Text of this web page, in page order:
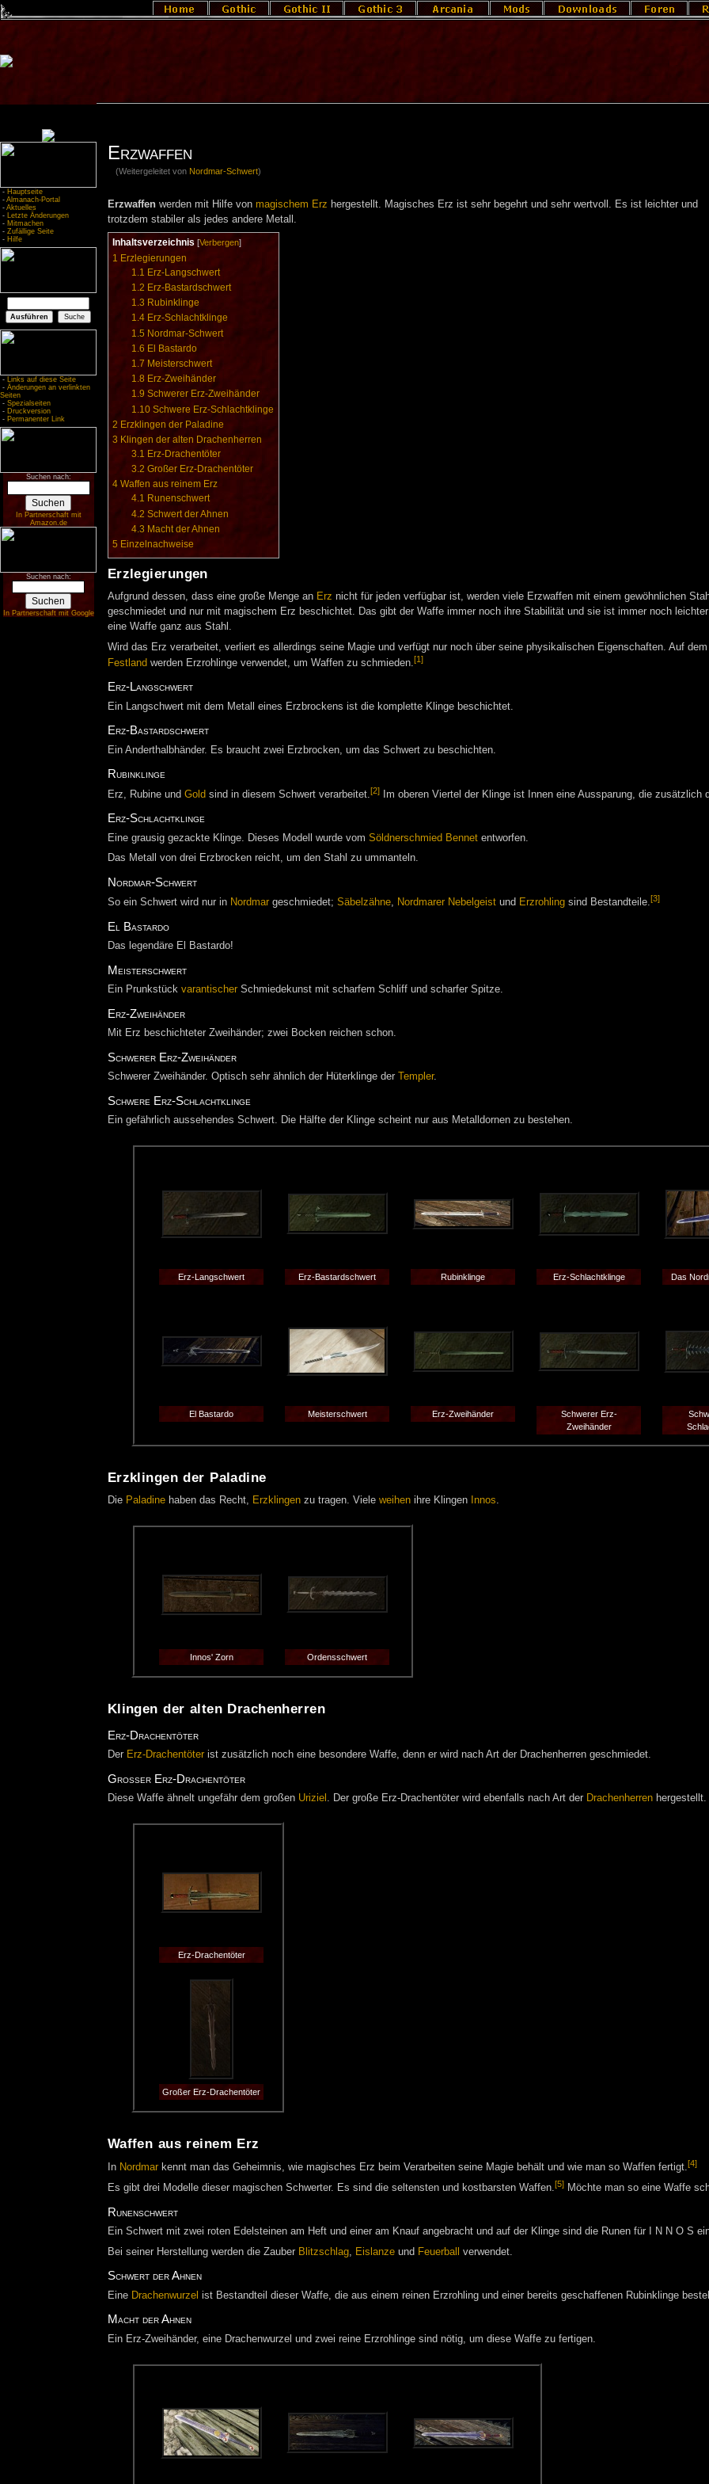
- Hauptseite
- Almanach-Portal
- Aktuelles
- Letzte Änderungen
- Mitmachen
- Zufällige Seite
- Hilfe
- Links auf diese Seite
- Änderungen an verlinkten
Seiten
- Spezialseiten
- Druckversion
- Permanenter Link
Suchen nach:
In Partnerschaft mit
Amazon.de
Suchen nach:
In Partnerschaft mit Google
Erzwaffen
(Weitergeleitet von Nordmar-Schwert)
Erzwaffenwerden mit Hilfe von magischem Erz hergestellt. Magisches Erz ist sehr begehrt und sehr wertvoll. Es ist leichter und
trotzdem stabiler als jedes andere Metall.
Inhaltsverzeichnis [Verbergen]
1 Erzlegierungen
1.1 Erz-Langschwert
1.2 Erz-Bastardschwert
1.3 Rubinklinge
1.4 Erz-Schlachtklinge
1.5 Nordmar-Schwert
1.6 El Bastardo
1.7 Meisterschwert
1.8 Erz-Zweihänder
1.9 Schwerer Erz-Zweihänder
1.10 Schwere Erz-Schlachtklinge
2 Erzklingen der Paladine
3 Klingen der alten Drachenherren
3.1 Erz-Drachentöter
3.2 Großer Erz-Drachentöter
4 Waffen aus reinem Erz
4.1 Runenschwert
4.2 Schwert der Ahnen
4.3 Macht der Ahnen
5 Einzelnachweise
Erzlegierungen
Aufgrund dessen, dass eine große Menge an Erz nicht für jeden verfügbar ist, werden viele Erzwaffen mit einem gewöhnlichen
geschmiedet und nur mit magischem Erz beschichtet. Das gibt der Waffe immer noch ihre Stabilität und sie ist immer noch
eine Waffe ganz aus Stahl.
Wird das Erz verarbeitet, verliert es allerdings seine Magie und verfügt nur noch über seine physikalischen Eigenschaften. Auf dem
Festland werden Erzrohlinge verwendet, um Waffen zu schmieden. [1]
Erz-Langschwert
Ein Langschwert mit dem Metall eines Erzbrockens ist die komplette Klinge beschichtet.
Erz-Bastardschwert
Ein Anderthalbhänder. Es braucht zwei Erzbrocken, um das Schwert zu beschichten.
Rubinklinge
Erz, Rubine und Gold sind in diesem Schwert verarbeitet. [2]Im oberen Viertel der Klinge ist Innen eine Aussparung, die zusätzlich
Erz-Schlachtklinge
Eine grausig gezackte Klinge. Dieses Modell wurde vom Söldnerschmied Bennetentworfen.
Das Metall von drei Erzbrocken reicht, um den Stahl zu ummanteln.
Nordmar-Schwert
So ein Schwert wird nur in Nordmargeschmiedet; Säbelzähne, Nordmarer Nebelgeistund Erzrohlingsind Bestandteile.[3]
El Bastardo
Das legendäre El Bastardo!
Meisterschwert
Ein Prunkstück varantischerSchmiedekunst mit scharfem Schliff und scharfer Spitze.
Erz-Zweihänder
Mit Erz beschichteter Zweihänder; zwei Bocken reichen schon.
Schwerer Erz-Zweihänder
Schwerer Zweihänder. Optisch sehr ähnlich der Hüterklinge der Templer.
Schwere Erz-Schlachtklinge
Ein gefährlich aussehendes Schwert. Die Hälfte der Klinge scheint nur aus Metalldornen zu bestehen.
Erz-Langschwert Erz-Bastardschwert Rubinklinge Erz-Schlachtklinge Das
El Bastardo Meisterschwert Erz-Zweihänder
Schwerer Erz-
Zweihänder
Erzklingen der Paladine
Die Paladinehaben das Recht, Erzklingenzu tragen. Viele weihenihre Klingen Innos.
Innos' Zorn Ordensschwert
Klingen der alten Drachenherren
Erz-Drachentöter
Der Erz-Drachentöterist zusätzlich noch eine besondere Waffe, denn er wird nach Art der Drachenherren geschmiedet.
Großer Erz-Drachentöter
Diese Waffe ähnelt ungefähr dem großen Uriziel . Der große Erz-Drachentöter wird ebenfalls nach Art der Drachenherrenhergestellt.
Erz-Drachentöter
Großer Erz-Drachentöter
Waffen aus reinem Erz
In Nordmarkennt man das Geheimnis, wie magisches Erz beim Verarbeiten seine Magie behält und wie man so Waffen fertigt.[4]
Es gibt drei Modelle dieser magischen Schwerter. Es sind die seltensten und kostbarsten Waffen.[5]Möchte man so eine Waffe
Runenschwert
Ein Schwert mit zwei roten Edelsteinen am Heft und einer am Knauf angebracht und auf der Klinge sind die Runen für I N N O S
Bei seiner Herstellung werden die Zauber Blitzschlag, Eislanzeund Feuerball verwendet.
Schwert der Ahnen
Eine Drachenwurzel ist Bestandteil dieser Waffe, die aus einem reinen Erzrohling und einer bereits geschaffenen Rubinklinge
Macht der Ahnen
Ein Erz-Zweihänder, eine Drachenwurzel und zwei reine Erzrohlinge sind nötig, um diese Waffe zu fertigen.